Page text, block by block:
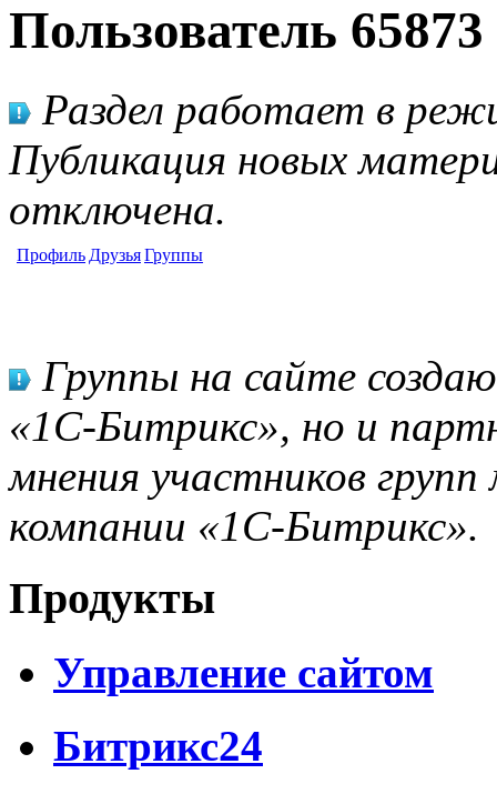
Пользователь 65873
Раздел работает в
Публикация новых
отключена.
Профиль ДрузьяГруппы
Группы на сайте
«1С-Битрикс», но и
мнения участников
компании «1С-Битрикс».
Продукты
Управление сайтом
Битрикс24